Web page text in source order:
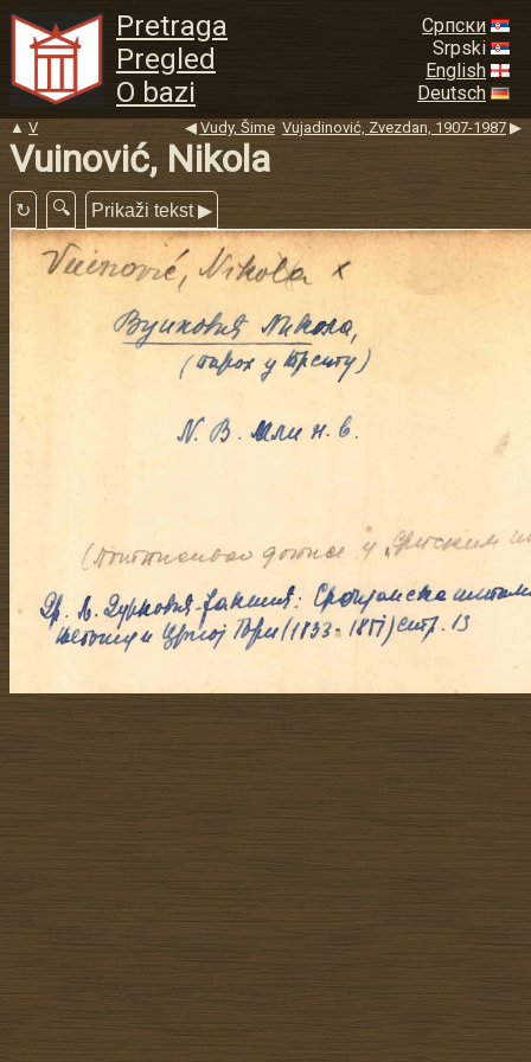
Pretraga
Pregled
O bazi
Српски
Srpski
English
Deutsch
▲ V ◀ Vudy, Šime Vujadinović, Zvezdan, 1907-1987 ▶
Vuinović, Nikola